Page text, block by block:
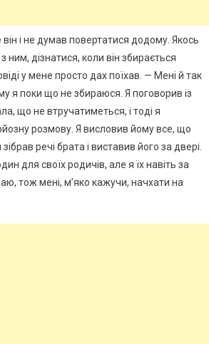
він і не думав повертатися додому. Якось
ним, дізнатися, коли він збирається
у мене просто дах поїхав. — Мені й так
я поки що не збираюся. Я поговорив із
що не втручатиметься, і тоді я
розмову. Я висловив йому все, що
речі брата і виставив його за двері.
для своїх родичів, але я їх навіть за
тож мені, м’яко кажучи, начхати на